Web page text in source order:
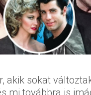
akik sokat